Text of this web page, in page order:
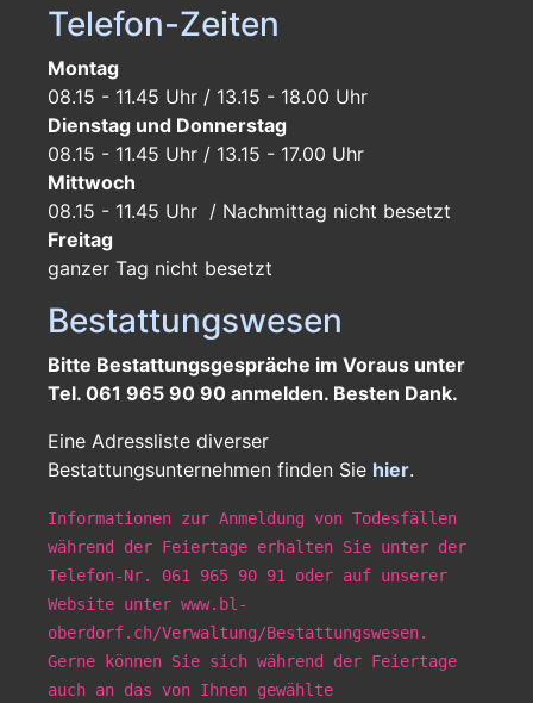
Telefon-Zeiten
Montag
08.15 - 11.45 Uhr / 13.15 - 18.00 Uhr
Dienstag und Donnerstag
08.15 - 11.45 Uhr / 13.15 - 17.00 Uhr
Mittwoch
08.15 - 11.45 Uhr / Nachmittag nicht besetzt
Freitag
ganzer Tag nicht besetzt
Bestattungswesen
Bitte Bestattungsgespräche im Voraus unter
Tel. 061 965 90 90 anmelden. Besten Dank.
Eine Adressliste diverser
Bestattungsunternehmen finden Sie hier.
Informationen zur Anmeldung von Todesfällen
während der Feiertage erhalten Sie unter der
Telefon-Nr. 061 965 90 91 oder auf unserer
Website unter www.bl-
oberdorf.ch/Verwaltung/Bestattungswesen.
Gerne können Sie sich während der Feiertage
auch an das von Ihnen gewählte